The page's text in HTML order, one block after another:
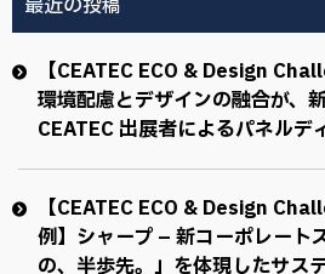
最近の投稿
【CEATEC ECO & Design
環境配慮とデザインの融合が、
CEATEC 出展者によるパネルデ
【CEATEC ECO & Design
例】シャープ – 新コーポレート
の、半歩先。」を体現したサス